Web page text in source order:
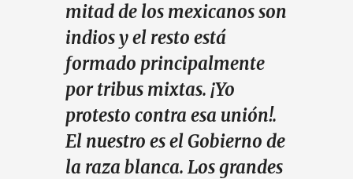
mitad de los mexicanos son
indios y el resto está
formado principalmente
por tribus mixtas. ¡Yo
protesto contra esa unión!.
El nuestro es el Gobierno de
la raza blanca. Los grandes